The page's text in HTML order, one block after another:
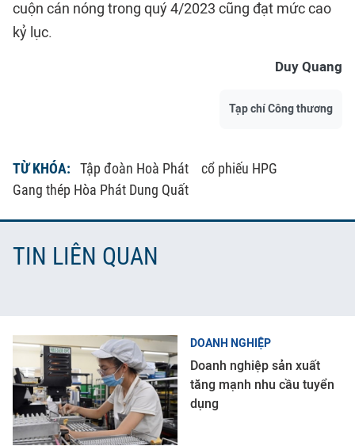
cuộn cán nóng trong quý 4/2023 cũng đạt mức cao
kỷ lục.
Duy Quang
Tạp chí Công thương
TỪ KHÓA: Tập đoàn Hoà Phát
cổ phiếu HPG
Gang thép Hòa Phát Dung Quất
TIN LIÊN QUAN
DOANH NGHIỆP
Doanh nghiệp sản xuất
tăng mạnh nhu cầu tuyển
dụng